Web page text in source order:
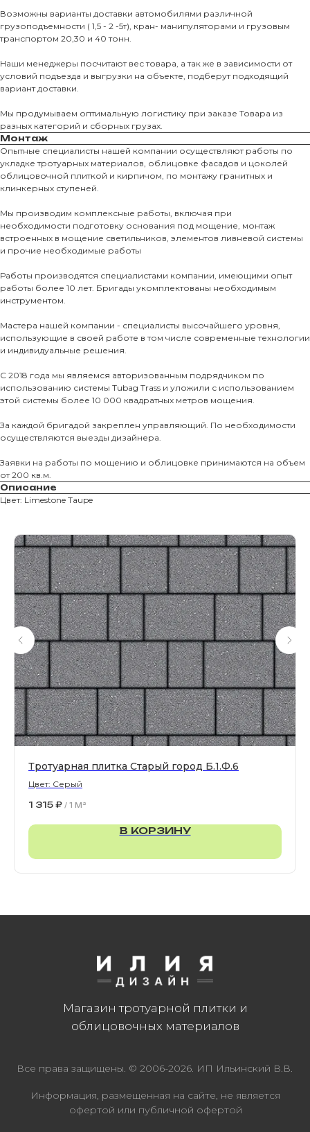
Возможны варианты доставки автомобилями различной
грузоподъемности ( 1,5 - 2 -5т), кран- манипуляторами и грузовым
транспортом 20,30 и 40 тонн.
Наши менеджеры посчитают вес товара, а так же в зависимости от
условий подъезда и выгрузки на объекте, подберут подходящий
вариант доставки.
Мы продумываем оптимальную логистику при заказе Товара из
разных категорий и сборных грузах.
Монтаж
Опытные специалисты нашей компании осуществляют работы по
укладке тротуарных материалов, облицовке фасадов и цоколей
облицовочной плиткой и кирпичом, по монтажу гранитных и
клинкерных ступеней.
Мы производим комплексные работы, включая при
необходимости подготовку основания под мощение, монтаж
встроенных в мощение светильников, элементов ливневой системы
и прочие необходимые работы
Работы производятся специалистами компании, имеющими опыт
работы более 10 лет. Бригады укомплектованы необходимым
инструментом.
Мастера нашей компании - специалисты высочайшего уровня,
использующие в своей работе в том числе современные технологии
и индивидуальные решения.
С 2018 года мы являемся авторизованным подрядчиком по
использованию системы Tubag Trass и уложили с использованием
этой системы более 10 000 квадратных метров мощения.
За каждой бригадой закреплен управляющий. По необходимости
осуществляются выезды дизайнера.
Заявки на работы по мощению и облицовке принимаются на объем
от 200 кв.м.
Описание
Цвет: Limestone Taupe
Тротуарная плитка Старый город Б.1.Ф.6
Цвет: Серый
1 315 ₽ / 1 M²
В КОРЗИНУ
ИП Ильинский В.В. ИНН 501602422407
Информация, размещенная на сайте, не является
офертой или публичной офертой
Все права защищены. © 2006-2026. ИП Ильинский В.В.
О КОМПАНИИ
Правила обработки персональных данных
Политика конфиденциальности
О нас
Уличные
Фасадные
Заборы